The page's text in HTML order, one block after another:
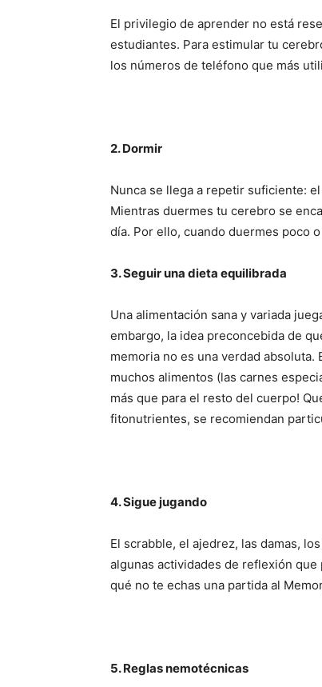
El privilegio de aprender no está
estudiantes. Para estimular tu
los números de teléfono que más
2. Dormir
Nunca se llega a repetir suficiente:
Mientras duermes tu cerebro se
día. Por ello, cuando duermes poco
3. Seguir una dieta equilibrada
Una alimentación sana y variada
embargo, la idea preconcebida de
memoria no es una verdad
muchos alimentos (las carnes
más que para el resto del cuerpo!
fitonutrientes, se recomiendan
4. Sigue jugando
El scrabble, el ajedrez, las damas,
algunas actividades de reflexión
qué no te echas una partida al
5. Reglas nemotécnicas